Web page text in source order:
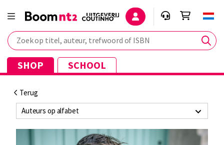
Zoek op titel, auteur, trefwoord of ISBN
SHOP SCHOOL
Terug
Auteurs op alfabet